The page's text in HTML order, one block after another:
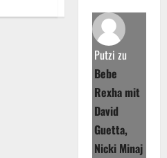
Putzi zu
Bebe
Rexha mit
David
Guetta,
Nicki Minaj